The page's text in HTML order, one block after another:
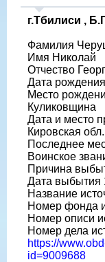
г.Тбилиси ,
Фамилия
Имя Николай
Отчество
Дата
Место
Куликовщина
Дата и место
Кировская
Последнее
Воинское
Причина
Дата выбытия
Название
Номер фонда
Номер описи
Номер дела
https://
id=9009688